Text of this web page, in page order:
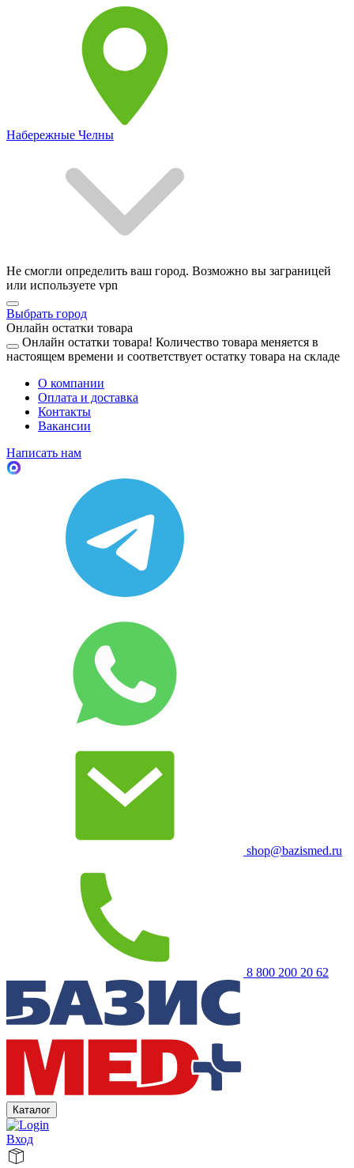
Набережные Челны
Не смогли определить ваш город. Возможно вы заграницей
или используете vpn
Выбрать город
Онлайн остатки товара
Онлайн остатки товара! Количество товара меняется в
настоящем времени и соответствует остатку товара на складе
О компании
Оплата и доставка
Контакты
Вакансии
Написать нам
shop@bazismed.ru
8 800 200 20 62
Каталог
Вход